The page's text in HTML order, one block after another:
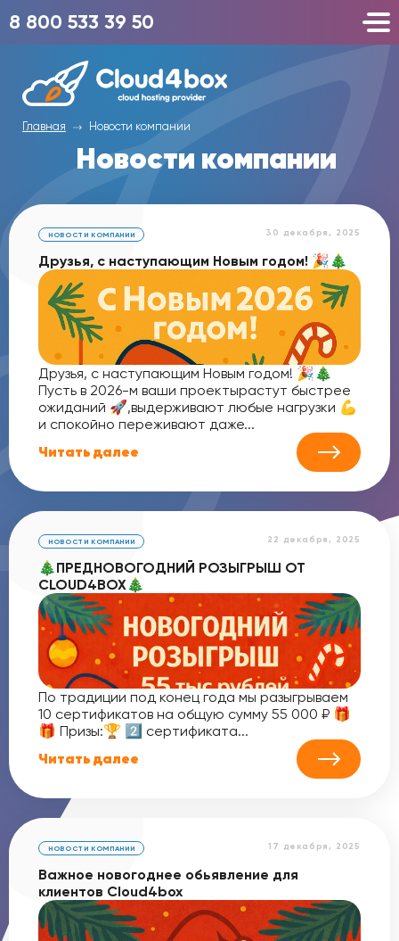
8 800 533 39 50
Главная Новости компании
Новости компании
30 декабря, 2025
НОВОСТИ КОМПАНИИ
Друзья, с наступающим Новым годом! 🎉🎄
Друзья, с наступающим Новым годом! 🎉🎄
Пусть в 2026-м ваши проектырастут быстрее
ожиданий 🚀,выдерживают любые нагрузки 💪
и спокойно переживают даже...
Читать далее
22 декабря, 2025
НОВОСТИ КОМПАНИИ
🎄ПРЕДНОВОГОДНИЙ РОЗЫГРЫШ ОТ
CLOUD4BOX🎄
По традиции под конец года мы разыгрываем
10 сертификатов на общую сумму 55 000 ₽ 🎁
🎁 Призы:🏆 2️⃣ сертификата...
Читать далее
17 декабря, 2025
НОВОСТИ КОМПАНИИ
Важное новогоднее обьявление для
клиентов Cloud4box